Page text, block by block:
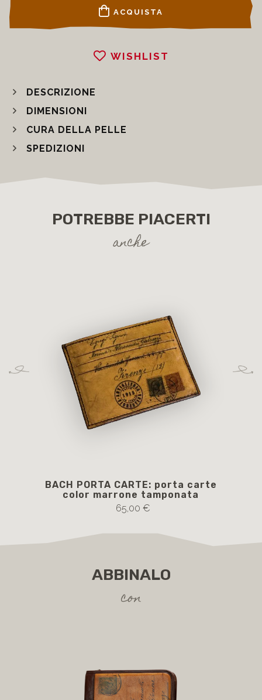
ACQUISTA
WISHLIST
DESCRIZIONE
DIMENSIONI
CURA DELLA PELLE
SPEDIZIONI
POTREBBE PIACERTI
anche
BACH PORTA CARTE: porta carte
color marrone tamponata
65,00 €
ABBINALO
con